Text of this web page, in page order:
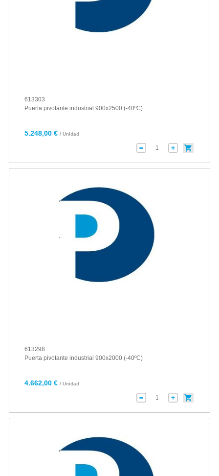
613303
Puerta pivotante industrial 900x2500 (-40ºC)
5.248,00 € / Unidad
613298
Puerta pivotante industrial 900x2000 (-40ºC)
4.662,00 € / Unidad